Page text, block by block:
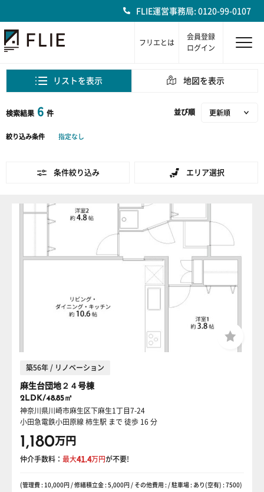
FLIE運営事務局: 0120-99-0107
フリエとは
会員登録
ログイン
リストを表示 地図を表示
検索結果 6 件 並び順
絞り込み条件 指定なし
条件絞り込み エリア選択
築56年 / リノベーション
麻生台団地２４号棟
2LDK/48.85㎡
神奈川県川崎市麻生区下麻生1丁目7-24
小田急電鉄小田原線 柿生駅 まで 徒歩 16 分
1,180万円
仲介手数料： 最大41.4万円が不要!
(管理費 : 10,000円 / 修繕積立金 : 5,000円 / その他費用 : / 駐車場 : あり(空有) : 7500)